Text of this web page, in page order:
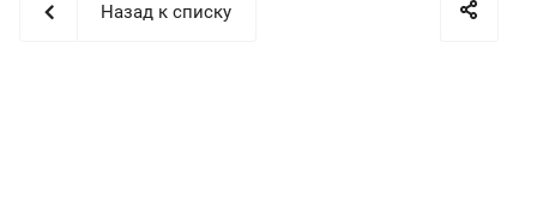
Назад к списку